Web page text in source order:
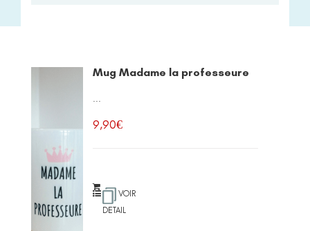
Mug Madame la professeure
...
9,90€
VOIR
DETAIL